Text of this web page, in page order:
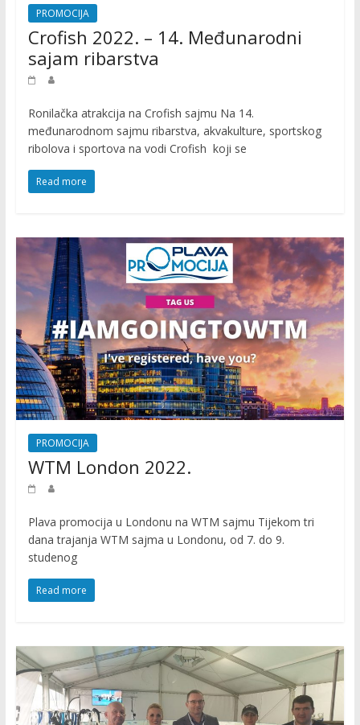
PROMOCIJA
Crofish 2022. – 14. Međunarodni
sajam ribarstva
Ronilačka atrakcija na Crofish sajmu Na 14.
međunarodnom sajmu ribarstva, akvakulture, sportskog
ribolova i sportova na vodi Crofish koji se
Read more
PROMOCIJA
WTM London 2022.
Plava promocija u Londonu na WTM sajmu Tijekom tri
dana trajanja WTM sajma u Londonu, od 7. do 9.
studenog
Read more